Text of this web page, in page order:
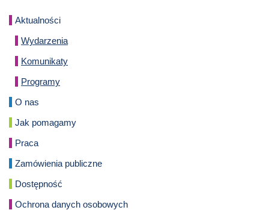
Aktualności
Wydarzenia
Komunikaty
Programy
O nas
Jak pomagamy
Praca
Zamówienia publiczne
Dostępność
Ochrona danych osobowych